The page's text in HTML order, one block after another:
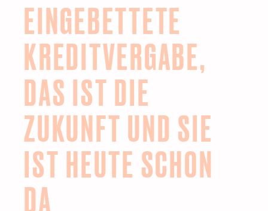
EINGEBETTETE
KREDITVERGABE,
DAS IST DIE
ZUKUNFT UND SIE
IST HEUTE SCHON
DA